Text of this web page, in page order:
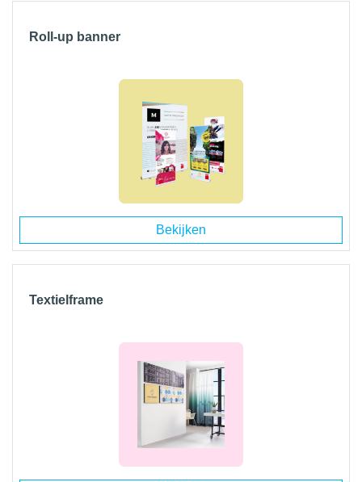
Roll-up banner
Bekijken
Textielframe